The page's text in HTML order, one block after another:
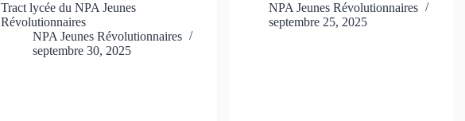
Tract lycée du NPA Jeunes
Révolutionnaires
NPA Jeunes Révolutionnaires
septembre 30, 2025
NPA Jeunes Révolutionnaires
septembre 25, 2025